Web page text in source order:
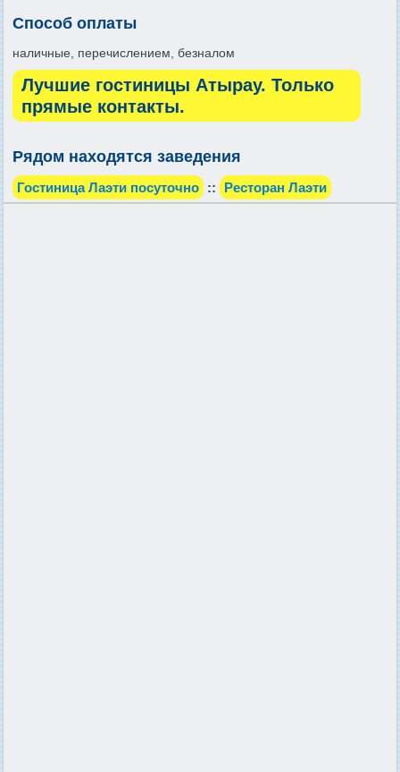
Способ оплаты
наличные, перечислением, безналом
Лучшие гостиницы Атырау. Только
прямые контакты.
Рядом находятся заведения
Гостиница Лаэти посуточно :: Ресторан Лаэти